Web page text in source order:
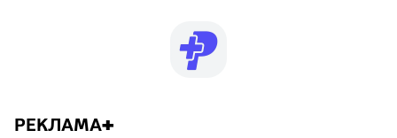
РЕКЛАМА+